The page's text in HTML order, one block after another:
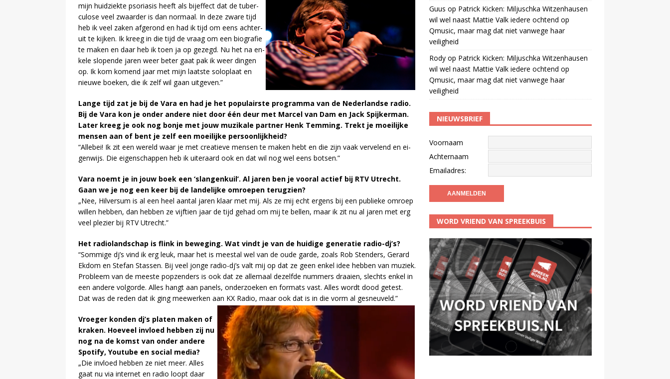
mijn huid­ziek­te pso­ri­a­sis heeft als bij­ef­fect dat de tu­ber­
cu­lo­se veel zwaar­der is dan nor­maal. In deze zwa­re tijd
heb ik veel za­ken af­ge­rond en had ik tijd om eens ach­ter­
uit te kij­ken. Ik kreeg in die tijd de vraag om een bi­o­gra­fie
te ma­ken en daar heb ik toen ja op ge­zegd. Nu het na en­
ke­le slo­pen­de ja­ren weer be­ter gaat pak ik weer din­gen
op. Ik kom ko­mend jaar met mijn laat­ste so­lo­plaat en
nieu­we boe­ken, die ik zelf wil gaan uit­ge­ven.”
Lan­ge tijd zat je bij de Vara en had je het po­pu­lair­ste pro­gram­ma van de Ne­der­land­se ra­dio.
Bij de Vara kon je on­der an­de­re niet door één deur met Mar­cel van Dam en Jack Spij­ker­man.
La­ter kreeg je ook nog bon­je met jouw mu­zi­ka­le part­ner Henk Tem­ming. Trekt je moei­lij­ke
men­sen aan of bent je zelf een moei­lij­ke per­soon­lijk­heid?
“Al­le­bei! Ik zit een we­reld waar je met cre­a­tie­ve men­sen te ma­ken hebt en die zijn vaak ver­ve­lend en ei­
gen­wijs. Die ei­gen­schap­pen heb ik ui­ter­aard ook en dat wil nog wel eens bot­sen.”
Vara noemt je in jouw boek een ‘slan­gen­kuil’. Al ja­ren ben je voor­al ac­tief bij RTV Utrecht.
Gaan we je nog een keer bij de lan­de­lij­ke om­roe­pen te­rug­zien?
„Nee, Hilversum is al een heel aan­tal ja­ren klaar met mij. Als ze mij echt er­gens bij een pu­blie­ke om­roep
wil­len heb­ben, dan heb­ben ze vijf­tien jaar de tijd ge­had om mij te bel­len, maar ik zit nu al ja­ren met erg
veel ple­zier bij RTV Utrecht.”
Het ra­dio­land­schap is flink in be­we­ging. Wat vindt je van de hui­di­ge ge­ne­ra­tie ra­dio-dj’s?
“Som­mi­ge dj’s vind ik erg leuk, maar het is mee­st­al wel van de oude gar­de, zo­als Rob Sten­ders, Gerard
Ek­dom en Ste­fan Stas­sen. Bij veel jon­ge ra­dio-dj’s valt mij op dat ze geen en­kel idee heb­ben van mu­ziek.
Pro­bleem van de mees­te pop­zen­ders is ook dat ze al­le­maal de­zelf­de num­mers draai­en, slechts en­kel in
een an­de­re volg­or­de. Al­les hangt aan pa­nels, on­der­zoe­ken en for­mats vast. Al­les wordt dood ge­test.
Dat was de re­den dat ik ging mee­wer­ken aan KX Ra­dio, maar ook dat is in die vorm al ge­sneu­veld.”
Vroe­ger kon­den dj’s pla­ten ma­ken of
kra­ken. Hoe­veel in­vloed heb­ben zij nu
nog na de komst van on­der an­de­re
Spo­ti­fy, You­tu­be en so­ci­al me­dia?
„Die in­vloed heb­ben ze niet meer. Al­les
gaat nu via in­ter­net en ra­dio loopt daar
Guus op Patrick Kicken: Miljuschka Witzenhausen
wil wel naast Mattie Valk iedere ochtend op
Qmusic, maar mag dat niet vanwege haar
veiligheid
Rodyop Patrick Kicken: Miljuschka Witzenhausen
wil wel naast Mattie Valk iedere ochtend op
Qmusic, maar mag dat niet vanwege haar
veiligheid
NIEUWSBRIEF
Voornaam
Achternaam
Emailadres:
WORD VRIEND VAN SPREEKBUIS